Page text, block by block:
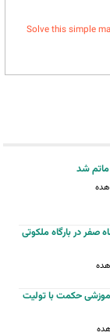
Solve this simple
ماتم شد
صفر در بارگاه ملکوتی
حکمت با تولیت